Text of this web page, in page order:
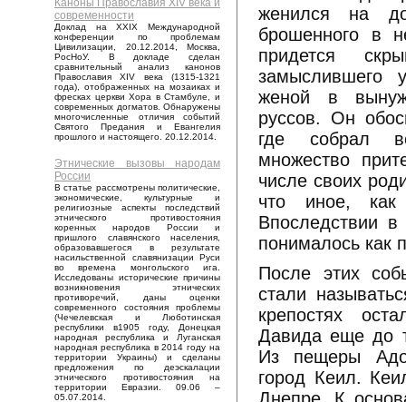
Каноны Православия XIV века и
современности
Доклад на XXIX Международной
конференции по проблемам
Цивилизации, 20.12.2014, Москва,
РосНоУ. В докладе сделан
сравнительный анализ канонов
Православия XIV века (1315-1321
года), отображенных на мозаиках и
фресках церкви Хора в Стамбуле, и
современных догматов. Обнаружены
многочисленные отличия событий
Святого Предания и Евангелия
прошлого и настоящего. 20.12.2014.
Этнические вызовы народам
России
В статье рассмотрены политические,
экономические, культурные и
религиозные аспекты последствий
этнического противостояния
коренных народов России и
пришлого славянского населения,
образовавшегося в результате
насильственной славянизации Руси
во времена монгольского ига.
Исследованы исторические причины
возникновения этнических
противоречий, даны оценки
современного состояния проблемы
(Чечелевская и Люботинская
республики в1905 году, Донецкая
народная республика и Луганская
народная республика в 2014 году на
территории Украины) и сделаны
предложения по деэскалации
этнического противостояния на
территории Евразии. 09.06 –
05.07.2014.
женился на
брошенного в
придется
замыслившего
женой в
руссов. Он
где собрал
множество
числе своих
что иное, как
Впоследствии
понималось как
После этих
стали
крепостях
Давида еще до
Из пещеры
город Кеил.